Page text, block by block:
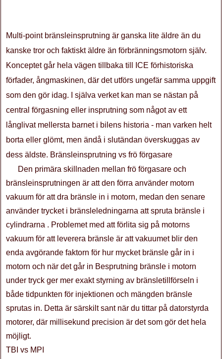
Multi-point bränsleinsprutning är ganska lite äldre än du
kanske tror och faktiskt äldre än förbränningsmotorn själv.
Konceptet går hela vägen tillbaka till ICE förhistoriska
förfader, ångmaskinen, där det utförs ungefär samma uppgift
som den gör idag. I själva verket kan man se nästan på
central förgasning eller insprutning som något av ett
långlivat mellersta barnet i bilens historia - man varken helt
borta eller glömt, men ändå i slutändan överskuggas av
dess äldste. Bränsleinsprutning vs frö förgasare
Den primära skillnaden mellan frö förgasare och
bränsleinsprutningen är att den förra använder motorn
vakuum för att dra bränsle in i motorn, medan den senare
använder trycket i bränsleledningarna att spruta bränsle i
cylindrarna . Problemet med att förlita sig på motorns
vakuum för att leverera bränsle är att vakuumet blir den
enda avgörande faktorn för hur mycket bränsle går in i
motorn och när det går in Besprutning bränsle i motorn
under tryck ger mer exakt styrning av bränsletillförseln i
både tidpunkten för injektionen och mängden bränsle
sprutas in. Detta är särskilt sant när du tittar på datorstyrda
motorer, där millisekund precision är det som gör det hela
möjligt.
TBI vs MPI